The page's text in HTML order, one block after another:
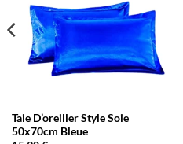
Taie D’oreiller Style Soie
50x70cm Bleue